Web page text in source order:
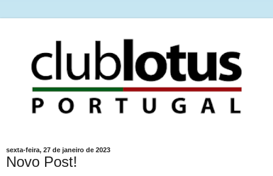
sexta-feira, 27 de janeiro de 2023
Novo Post!